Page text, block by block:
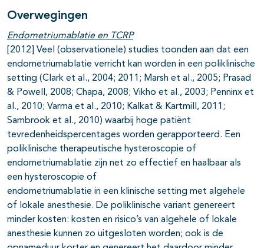
Overwegingen
Endometriumablatie en TCRP
[2012] Veel (observationele) studies toonden aan dat een
endometriumablatie verricht kan worden in een poliklinische
setting (Clark et al., 2004; 2011; Marsh et al., 2005; Prasad
& Powell, 2008; Chapa, 2008; Vikho et al., 2003; Penninx et
al., 2010; Varma et al., 2010; Kalkat & Kartmill, 2011;
Sambrook et al., 2010) waarbij hoge patiënt
tevredenheidspercentages worden gerapporteerd. Een
poliklinische therapeutische hysteroscopie of
endometriumablatie zijn net zo effectief en haalbaar als
een hysteroscopie of
endometriumablatie in een klinische setting met algehele
of lokale anesthesie. De poliklinische variant genereert
minder kosten: kosten en risico’s van algehele of lokale
anesthesie kunnen zo uitgesloten worden; ook is de